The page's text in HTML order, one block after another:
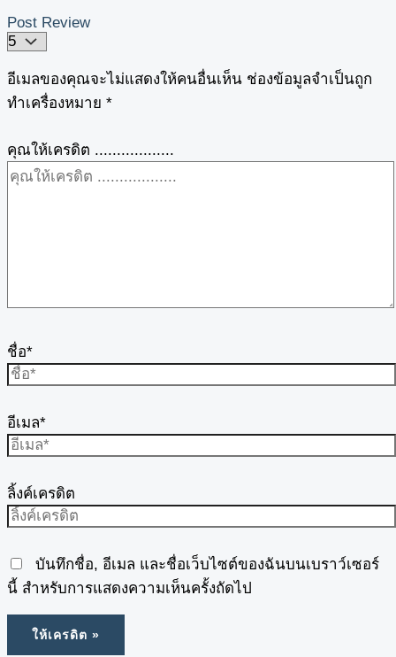
Post Review
อีเมลของคุณจะไม่แสดงให้คนอื่นเห็น ช่องข้อมูลจำเป็นถูก
ทำเครื่องหมาย *
คุณให้เครดิต ..................
ชื่อ*
อีเมล*
ลิ้งค์เครดิต
บันทึกชื่อ, อีเมล และชื่อเว็บไซต์ของฉันบนเบราว์เซอร์
นี้ สำหรับการแสดงความเห็นครั้งถัดไป